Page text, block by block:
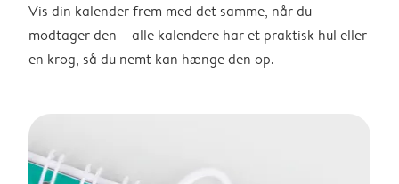
Vis din kalender frem med det samme, når du
modtager den – alle kalendere har et praktisk hul eller
en krog, så du nemt kan hænge den op.